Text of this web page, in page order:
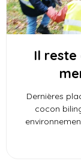
Il reste
Dernières
cocon